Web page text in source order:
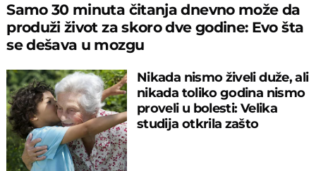
Samo 30 minuta čitanja dnevno može da
produži život za skoro dve godine: Evo šta
se dešava u mozgu
Nikada nismo živeli duže, ali
nikada toliko godina nismo
proveli u bolesti: Velika
studija otkrila zašto